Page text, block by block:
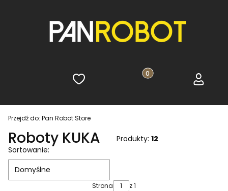
Ulubione Produkty w koszyku: 0.
Koszyk Zaloguj
Przejdź do: Pan Robot Store
Roboty KUKA Produkty: 12
Lista produktów
Sortowanie:
Domyślne
Strona z 1